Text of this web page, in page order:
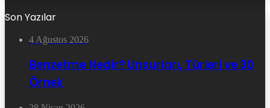
Son Yazılar
4 Ağustos 2026
Benzetme Nedir? Unsurları, Türleri ve 30
Örnek